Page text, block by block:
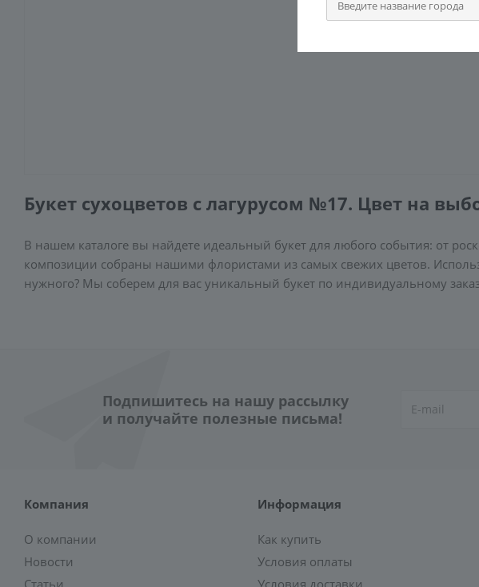
Букет сухоцветов с лагурусом №17. Цвет на
В нашем каталоге вы найдете идеальный букет для любого события: от
композиции собраны нашими флористами из самых свежих цветов.
нужного? Мы соберем для вас уникальный букет по индивидуальному
Подпишитесь на нашу рассылку
и получайте полезные письма!
Компания
О компании
Новости
Статьи
Информация
Как купить
Условия оплаты
Условия доставки